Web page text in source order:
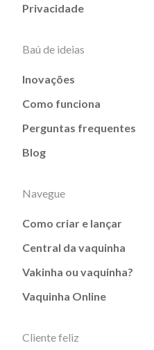
Privacidade
Baú de ideias
Inovações
Como funciona
Perguntas frequentes
Blog
Navegue
Como criar e lançar
Central da vaquinha
Vakinha ou vaquinha?
Vaquinha Online
Cliente feliz